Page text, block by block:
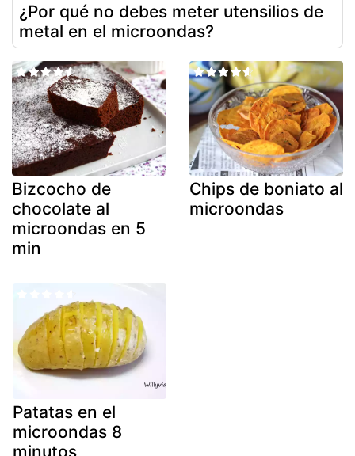
¿Por qué no debes meter utensilios de
metal en el microondas?
Bizcocho de
chocolate al
microondas en 5
min
Chips de boniato al
microondas
Patatas en el
microondas 8
minutos